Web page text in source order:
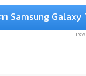
า Samsung Galaxy